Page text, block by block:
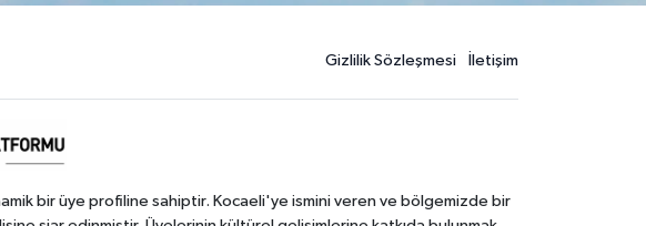
Gizlilik Sözleşmesi İletişim
bir üye profiline sahiptir. Kocaeli'ye ismini veren ve bölgemizde bir